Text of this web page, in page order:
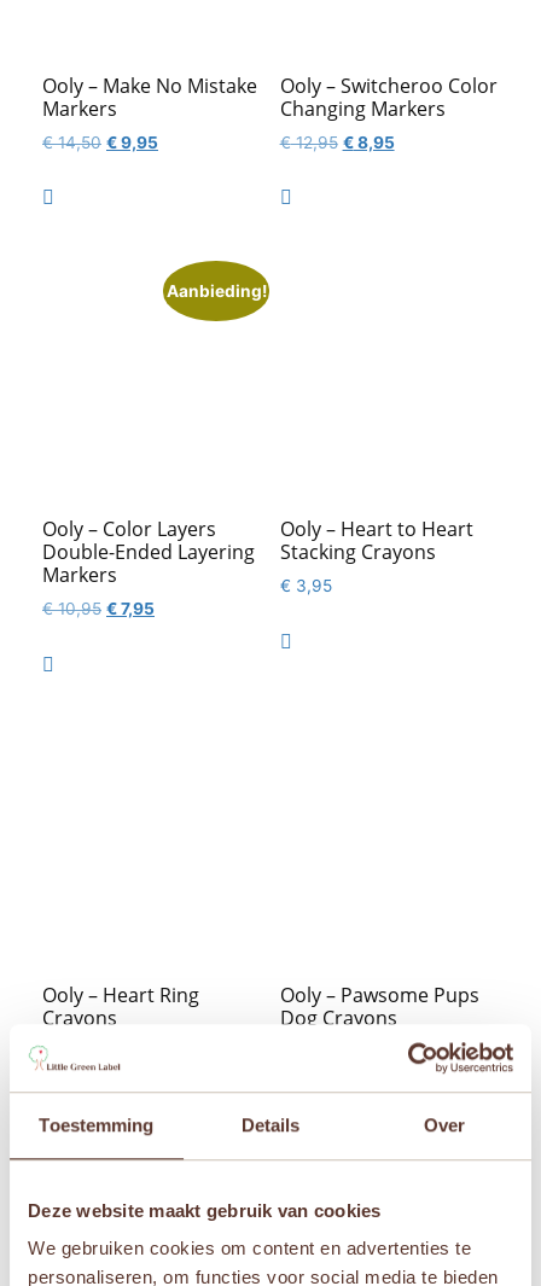
Toestemming Details Over
Deze website maakt gebruik van cookies
We gebruiken cookies om content en advertenties te
personaliseren, om functies voor social media te bieden
Ooly – Make No Mistake
Markers
€14,50 Oorspronkelijke
€9,95Huidige

Ooly – Switcheroo Color
Changing Markers
€12,95 Oorspronkelijke
€8,95Huidige

Aanbieding!
Ooly – Color Layers
Double-Ended Layering
Markers
€10,95 Oorspronkelijke
€7,95Huidige

Ooly – Heart to Heart
Stacking Crayons
€ 3,95

Ooly – Heart Ring
Crayons
€
Ooly – Pawsome Pups
Dog Crayons